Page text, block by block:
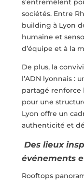
s’entremêlent
sociétés. Entre
building à Lyon
humaine et
d’équipe et à la
De plus, la
l’ADN lyonnais :
partagé renforce
pour une
Lyon offre un
authenticité et
Des lieux
événements
Rooftops